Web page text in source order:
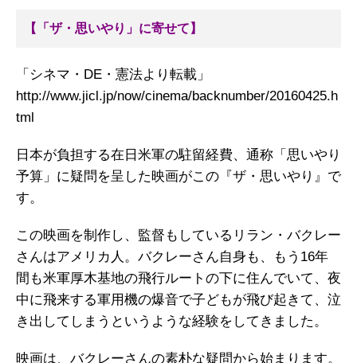
【「ザ・思いやり」に寄せて】
「シネマ・DE・憲法より転載」
http://www.jicl.jp/now/cinema/backnumber/20160425.h
tml
日本が負担する在日米軍の駐留経費、通称「思いやり
予算」に疑問を呈した映画がこの『ザ・思いやり』で
す。
この映画を制作し、監督もしているリラン・バクレー
さんはアメリカ人。バクレーさん自身も、もう16年
間も米軍厚木基地の飛行ルートの下に住んでいて、夜
中に飛来する軍用機の爆音で子どもが飛び起きて、泣
き出してしまうというような経験をしてきました。
映画は、バクレーさんの素朴な疑問から始まります。